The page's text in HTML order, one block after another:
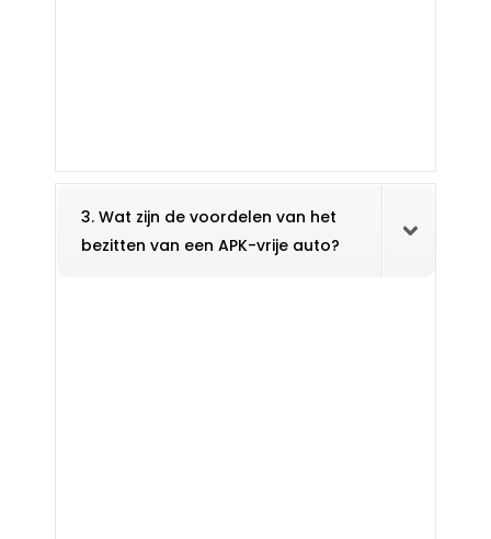
3. Wat zijn de voordelen van het
bezitten van een APK-vrije auto?